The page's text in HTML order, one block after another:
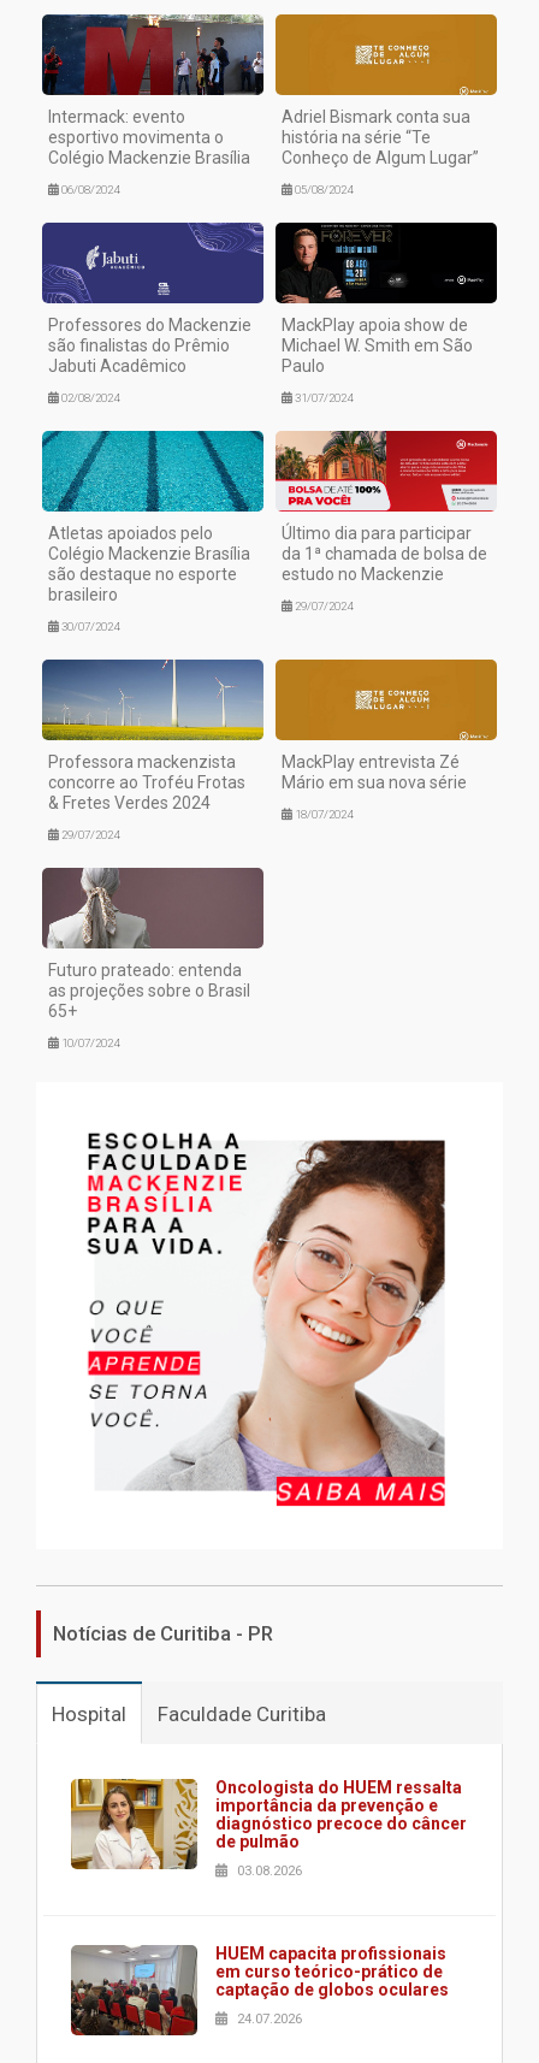
Intermack: evento
esportivo movimenta o
Colégio Mackenzie Brasília
06/08/2024
Adriel Bismark conta sua
história na série “Te
Conheço de Algum Lugar”
05/08/2024
Professores do Mackenzie
são finalistas do Prêmio
Jabuti Acadêmico
02/08/2024
MackPlay apoia show de
Michael W. Smith em São
Paulo
31/07/2024
Atletas apoiados pelo
Colégio Mackenzie Brasília
são destaque no esporte
brasileiro
30/07/2024
Último dia para participar
da 1ª chamada de bolsa de
estudo no Mackenzie
29/07/2024
Professora mackenzista
concorre ao Troféu Frotas
& Fretes Verdes 2024
29/07/2024
MackPlay entrevista Zé
Mário em sua nova série
18/07/2024
Futuro prateado: entenda
as projeções sobre o Brasil
65+
10/07/2024
Notícias de Curitiba - PR
Hospital Faculdade Curitiba
Oncologista do HUEM ressalta
importância da prevenção e
diagnóstico precoce do câncer
de pulmão
03.08.2026
HUEM capacita profissionais
em curso teórico-prático de
captação de globos oculares
24.07.2026